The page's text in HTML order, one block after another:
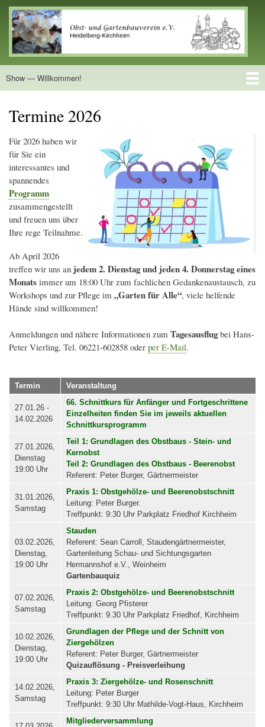
Direkt
Inhalt
Obst- und Gartenbauverein e.V. Heidelberg Kirchheim
Willkommen!
Show — Willkommen!
Termine 2026
Für 2026 haben wir
für Sie ein
interessantes und
spannendes
Programm
zusammengestellt
und freuen uns über
Ihre rege Teilnahme.
Ab April 2026
treffen wir uns an jedem 2. Dienstag und jeden 4. Donnerstag eines
Monats immer um 18:00 Uhr zum fachlichen Gedankenaustausch, zu
Workshops und zur Pflege im „Garten für Alle“, viele helfende
Hände sind willkommen!
Anmeldungen und nähere Informationen zum Tagesausflugbei Hans-
Peter Vierling, Tel. 06221-602858 oder per E-Mail.
Termin Veranstaltung
27.01.26 -
14.02.2026
66. Schnittkurs für Anfänger und Fortgeschrittene
Einzelheiten finden Sie im jeweils aktuellen
Schnittkursprogramm
27.01.2026,
Dienstag
19:00 Uhr
Teil 1: Grundlagen des Obstbaus - Stein- und
Kernobst
Teil 2: Grundlagen des Obstbaus - Beerenobst
Referent: Peter Burger, Gärtnermeister
31.01.2026,
Samstag
Praxis 1: Obstgehölze- und Beerenobstschnitt
Leitung: Peter Burger.
Treffpunkt: 9:30 Uhr Parkplatz Friedhof Kirchheim
03.02.2026,
Dienstag,
19:00 Uhr
Stauden
Referent: Sean Carroll, Staudengärtnermeister,
Gartenleitung Schau- und Sichtungsgarten
Hermannshof e.V., Weinheim
Gartenbauquiz
07.02.2026,
Samstag
Praxis 2: Obstgehölze- und Beerenobstschnitt
Leitung: Georg Pfisterer
Treffpunkt: 9.30 Uhr Parkplatz Friedhof, Kirchheim
10.02.2026,
Dienstag,
19:00 Uhr
Grundlagen der Pflege und der Schnitt von
Ziergehölzen
Referent: Peter Burger, Gärtnermeister
Quizauflösung - Preisverleihung
14.02.2026,
Samstag
Praxis 3: Ziergehölze- und Rosenschnitt
Leitung: Peter Burger
Treffpunkt: 9:30 Uhr Mathilde-Vogt-Haus, Kirchheim
Mitgliederversammlung